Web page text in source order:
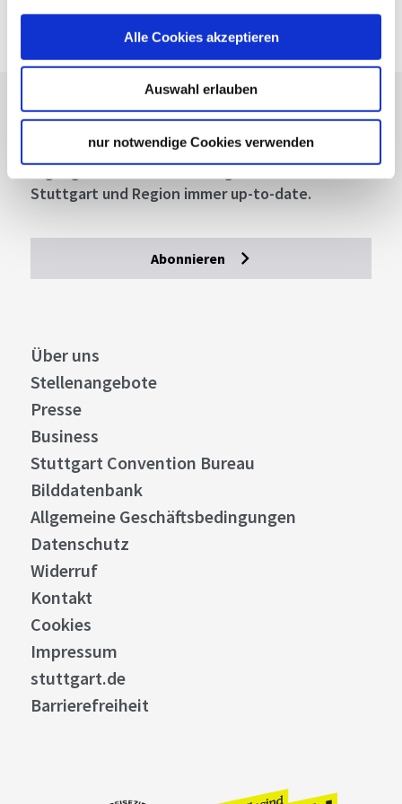
Alle Cookies akzeptieren
Auswahl erlauben
nur notwendige Cookies verwenden
Google Maps Route
Lassen Sie sich inspirieren!
Mit unserem Newsletter bleiben Sie zu Events,
Highlights und aktuellen Angeboten in
Stuttgart und Region immer up-to-date.
Abonnieren
Über uns
Stellenangebote
Presse
Business
Stuttgart Convention Bureau
Bilddatenbank
Allgemeine Geschäftsbedingungen
Datenschutz
Widerruf
Kontakt
Cookies
Impressum
stuttgart.de
Barrierefreiheit